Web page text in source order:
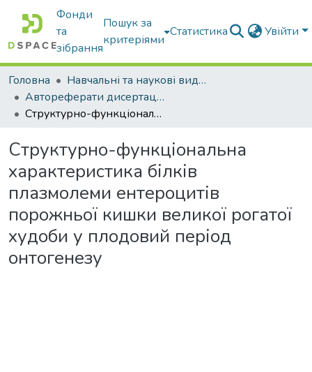
Фонди
та
зібрання
Пошук за
критеріями
Статистика Увійти
Головна
Навчальні та наукові видання
Автореферати дисертацій та дисертації
Структурно-функціональна характеристика білків плазмолеми ентероцитів порожньої кишки великої рогатої худоби у плодовий період онтогенезу
Структурно-функціональна
характеристика білків
плазмолеми ентероцитів
порожньої кишки великої рогатої
худоби у плодовий період
онтогенезу